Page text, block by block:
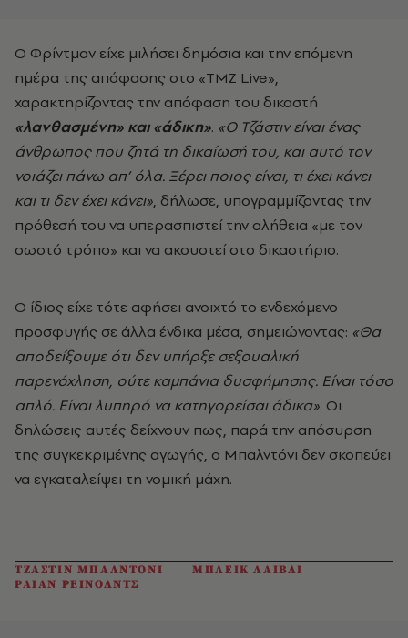
Ο Φρίντμαν είχε μιλήσει δημόσια και την επόμενη
ημέρα της απόφασης στο «TMZ Live»,
χαρακτηρίζοντας την απόφαση του δικαστή
«λανθασμένη» και «άδικη». «Ο Τζάστιν είναι ένας
άνθρωπος που ζητά τη δικαίωσή του, και αυτό τον
νοιάζει πάνω απ’ όλα. Ξέρει ποιος είναι, τι έχει κάνει
και τι δεν έχει κάνει», δήλωσε, υπογραμμίζοντας την
πρόθεσή του να υπερασπιστεί την αλήθεια «με τον
σωστό τρόπο» και να ακουστεί στο δικαστήριο.
Ο ίδιος είχε τότε αφήσει ανοιχτό το ενδεχόμενο
προσφυγής σε άλλα ένδικα μέσα, σημειώνοντας: «Θα
αποδείξουμε ότι δεν υπήρξε σεξουαλική
παρενόχληση, ούτε καμπάνια δυσφήμησης. Είναι τόσο
απλό. Είναι λυπηρό να κατηγορείσαι άδικα». Οι
δηλώσεις αυτές δείχνουν πως, παρά την απόσυρση
της συγκεκριμένης αγωγής, ο Μπαλντόνι δεν σκοπεύει
να εγκαταλείψει τη νομική μάχη.
ΤΖΑΣΤΙΝ ΜΠΑΛΝΤΟΝΙ
ΜΠΛΕΙΚ ΛΑΙΒΛΙ
ΡΑΙΑΝ ΡΕΙΝΟΛΝΤΣ